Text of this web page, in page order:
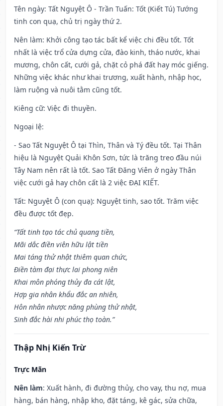
Tên ngày: Tất Nguyệt Ô - Trần Tuấn: Tốt (Kiết Tú) Tướng
tinh con quạ, chủ trị ngày thứ 2.
Nên làm: Khởi công tạo tác bất kể việc chi đều tốt. Tốt
nhất là việc trổ cửa dựng cửa, đào kinh, tháo nước, khai
mương, chôn cất, cưới gả, chặt cỏ phá đất hay móc giếng.
Những việc khác như khai trương, xuất hành, nhập học,
làm ruộng và nuôi tằm cũng tốt.
Kiêng cữ: Việc đi thuyền.
Ngoại lệ:
- Sao Tất Nguyệt Ô tại Thìn, Thân và Tý đều tốt. Tại Thân
hiệu là Nguyệt Quải Khôn Sơn, tức là trăng treo đầu núi
Tây Nam nên rất là tốt. Sao Tất Đăng Viên ở ngày Thân
việc cưới gả hay chôn cất là 2 việc ĐẠI KIẾT.
Tất: Nguyệt Ô (con quạ): Nguyệt tinh, sao tốt. Trăm việc
đều được tốt đẹp.
“Tất tinh tạo tác chủ quang tiền,
Mãi dắc điền viên hữu lật tiền
Mai táng thử nhật thiêm quan chức,
Điền tàm đại thực lai phong niên
Khai môn phóng thủy đa cát lật,
Hợp gia nhân khẩu đắc an nhiên,
Hôn nhân nhược năng phùng thử nhật,
Sinh đắc hài nhi phúc thọ toàn.”
Thập Nhị Kiến Trừ
Trực Mãn
Nên làm: Xuất hành, đi đường thủy, cho vay, thu nợ, mua
hàng, bán hàng, nhập kho, đặt táng, kê gác, sửa chữa,